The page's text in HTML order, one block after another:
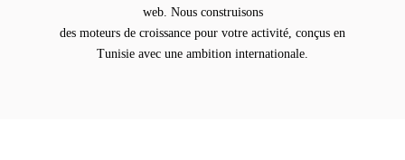
web. Nous construisons
des moteurs de croissance pour votre activité, conçus en
Tunisie avec une ambition internationale.